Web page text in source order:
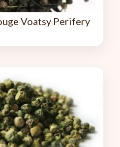
Voatsy Perifery